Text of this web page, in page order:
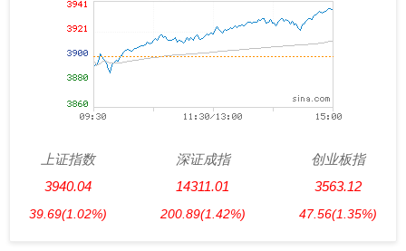
上证指数
3940.04
39.69(1.02%)
深证成指
14311.01
200.89(1.42%)
创业板指
3563.12
47.56(1.35%)